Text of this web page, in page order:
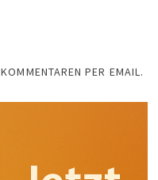
PER EMAIL.